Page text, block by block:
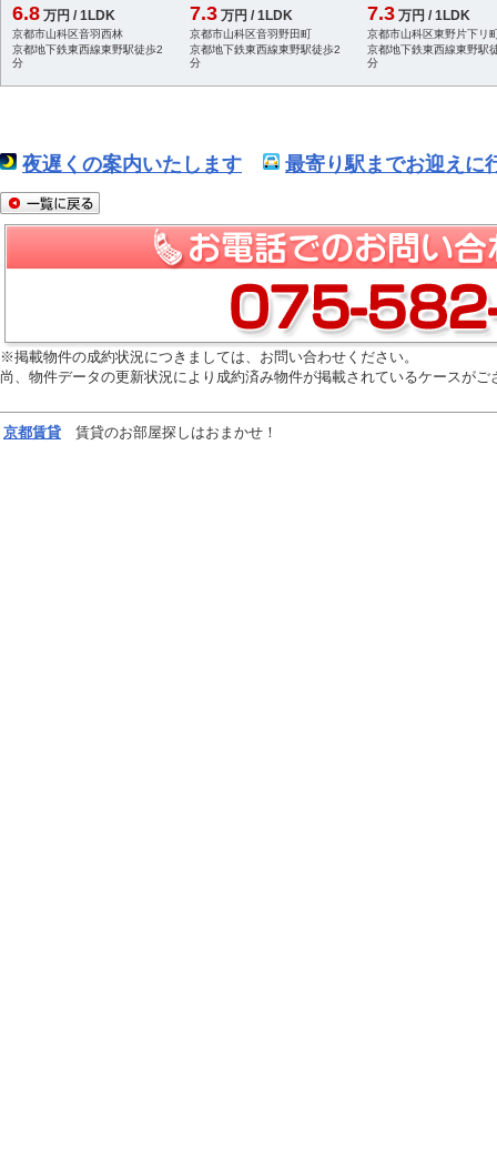
6.8 万円 / 1LDK
京都市山科区音羽西林
京都地下鉄東西線東野駅徒歩2
分
7.3 万円 / 1LDK
京都市山科区音羽野田町
京都地下鉄東西線東野駅徒歩2
分
7.3 万円 / 1LDK
京都市山科区東野片下リ
京都地下鉄東西線東野駅
分
夜遅くの案内いたします 最寄り駅までお迎えに
※掲載物件の成約状況につきましては、お問い合わせください。
尚、物件データの更新状況により成約済み物件が掲載されているケースが
京都賃貸 賃貸のお部屋探しはおまかせ！